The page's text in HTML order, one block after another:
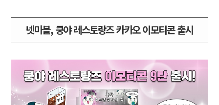
넷마블, 쿵야 레스토랑즈 카카오 이모티콘 출시